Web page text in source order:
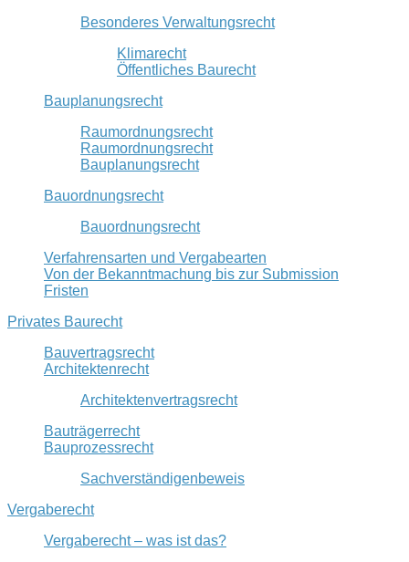
Besonderes Verwaltungsrecht
Klimarecht
Öffentliches Baurecht
Bauplanungsrecht
Raumordnungsrecht
Raumordnungsrecht
Bauplanungsrecht
Bauordnungsrecht
Bauordnungsrecht
Verfahrensarten und Vergabearten
Von der Bekanntmachung bis zur Submission
Fristen
Privates Baurecht
Bauvertragsrecht
Architektenrecht
Architektenvertragsrecht
Bauträgerrecht
Bauprozessrecht
Sachverständigenbeweis
Vergaberecht
Vergaberecht – was ist das?